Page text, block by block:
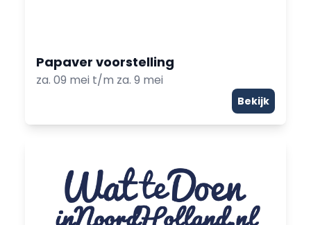
Papaver voorstelling
za. 09 mei t/m za. 9 mei
Bekijk